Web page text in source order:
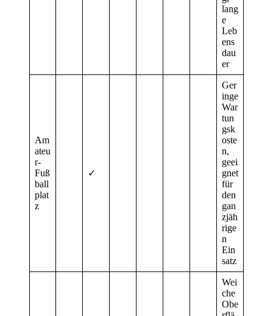
lang
e
Leb
ens
dau
er
Am
ateu
r-
Fuß
ball
plat
z
✓
Ger
inge
War
tun
gsk
oste
n,
geei
gnet
für
den
gan
zjäh
rige
n
Ein
satz
Wei
che
Obe